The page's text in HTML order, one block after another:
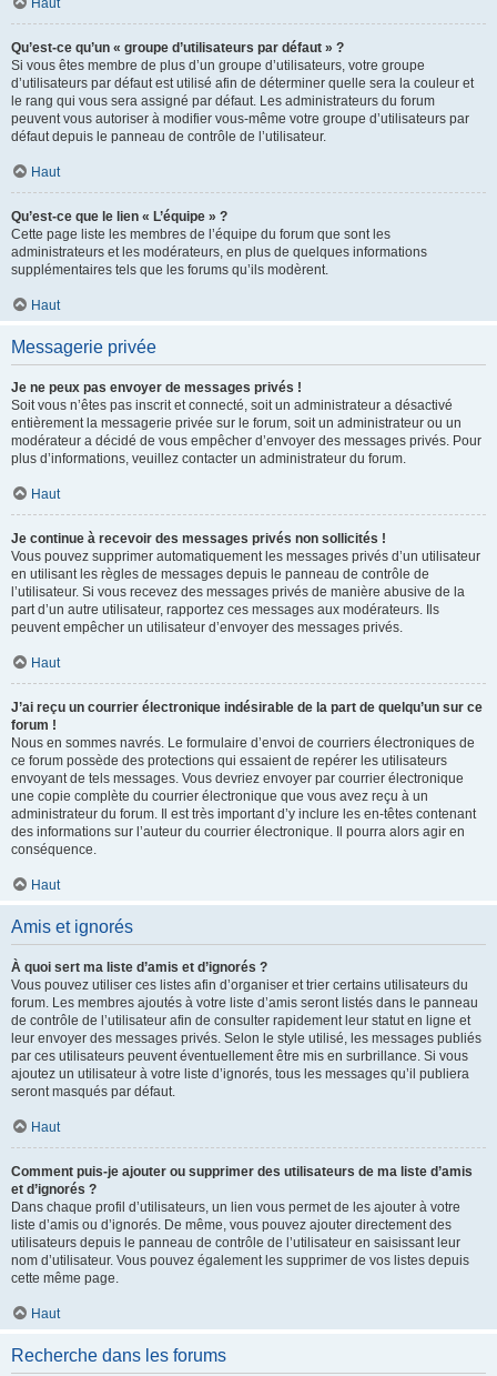
Haut
Qu’est-ce qu’un « groupe d’utilisateurs par défaut » ?
Si vous êtes membre de plus d’un groupe d’utilisateurs, votre groupe
d’utilisateurs par défaut est utilisé afin de déterminer quelle sera la couleur et
le rang qui vous sera assigné par défaut. Les administrateurs du forum
peuvent vous autoriser à modifier vous-même votre groupe d’utilisateurs par
défaut depuis le panneau de contrôle de l’utilisateur.
Haut
Qu’est-ce que le lien « L’équipe » ?
Cette page liste les membres de l’équipe du forum que sont les
administrateurs et les modérateurs, en plus de quelques informations
supplémentaires tels que les forums qu’ils modèrent.
Haut
Messagerie privée
Je ne peux pas envoyer de messages privés !
Soit vous n’êtes pas inscrit et connecté, soit un administrateur a désactivé
entièrement la messagerie privée sur le forum, soit un administrateur ou un
modérateur a décidé de vous empêcher d’envoyer des messages privés. Pour
plus d’informations, veuillez contacter un administrateur du forum.
Haut
Je continue à recevoir des messages privés non sollicités !
Vous pouvez supprimer automatiquement les messages privés d’un utilisateur
en utilisant les règles de messages depuis le panneau de contrôle de
l’utilisateur. Si vous recevez des messages privés de manière abusive de la
part d’un autre utilisateur, rapportez ces messages aux modérateurs. Ils
peuvent empêcher un utilisateur d’envoyer des messages privés.
Haut
J’ai reçu un courrier électronique indésirable de la part de quelqu’un sur ce
forum !
Nous en sommes navrés. Le formulaire d’envoi de courriers électroniques de
ce forum possède des protections qui essaient de repérer les utilisateurs
envoyant de tels messages. Vous devriez envoyer par courrier électronique
une copie complète du courrier électronique que vous avez reçu à un
administrateur du forum. Il est très important d’y inclure les en-têtes contenant
des informations sur l’auteur du courrier électronique. Il pourra alors agir en
conséquence.
Haut
Amis et ignorés
À quoi sert ma liste d’amis et d’ignorés ?
Vous pouvez utiliser ces listes afin d’organiser et trier certains utilisateurs du
forum. Les membres ajoutés à votre liste d’amis seront listés dans le panneau
de contrôle de l’utilisateur afin de consulter rapidement leur statut en ligne et
leur envoyer des messages privés. Selon le style utilisé, les messages publiés
par ces utilisateurs peuvent éventuellement être mis en surbrillance. Si vous
ajoutez un utilisateur à votre liste d’ignorés, tous les messages qu’il publiera
seront masqués par défaut.
Haut
Comment puis-je ajouter ou supprimer des utilisateurs de ma liste d’amis
et d’ignorés ?
Dans chaque profil d’utilisateurs, un lien vous permet de les ajouter à votre
liste d’amis ou d’ignorés. De même, vous pouvez ajouter directement des
utilisateurs depuis le panneau de contrôle de l’utilisateur en saisissant leur
nom d’utilisateur. Vous pouvez également les supprimer de vos listes depuis
cette même page.
Haut
Recherche dans les forums